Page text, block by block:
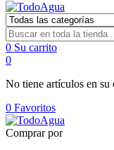
0 Su carrito
0
No tiene artículos en su
0 Favoritos
Comprar por